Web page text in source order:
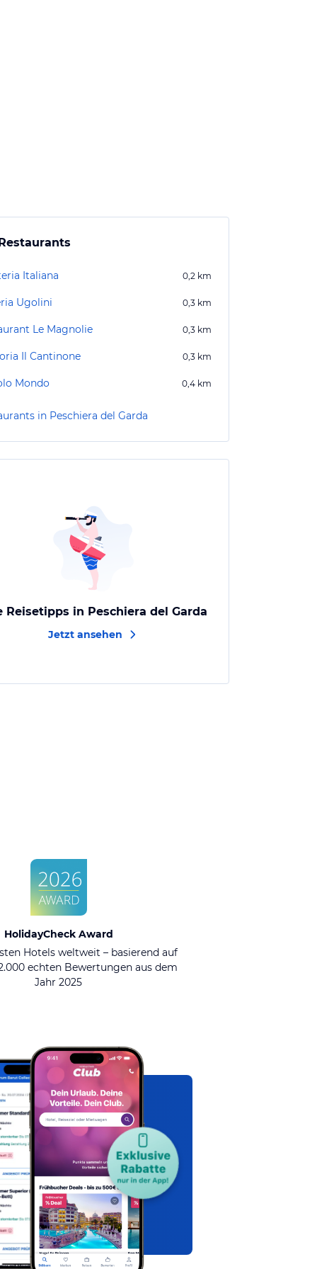
Italiana 0,2 km
Ugolini 0,3 km
Le Magnolie 0,3 km
Il Cantinone 0,3 km
Mondo 0,4 km
in Peschiera del Garda
Reisetipps in Peschiera del Garda
Jetzt ansehen
HolidayCheck Award
Hotels weltweit – basierend auf
echten Bewertungen aus dem
Jahr 2025